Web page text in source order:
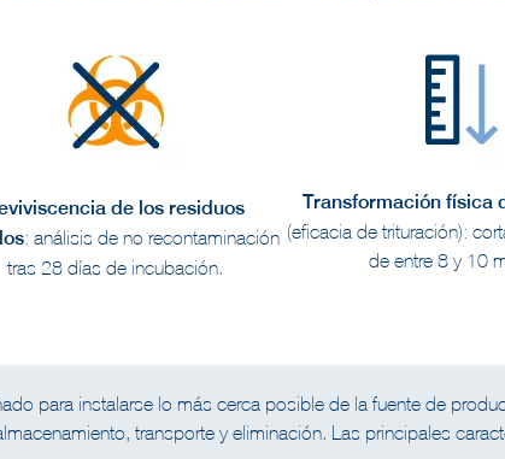
de los residuos
: análisis de no recontaminación
tras 28 días de incubación.
Transformación física
(eficacia de trituración):
de entre 8 y 10
para instalarse lo más cerca posible de la fuente de
transporte y eliminación. Las principales